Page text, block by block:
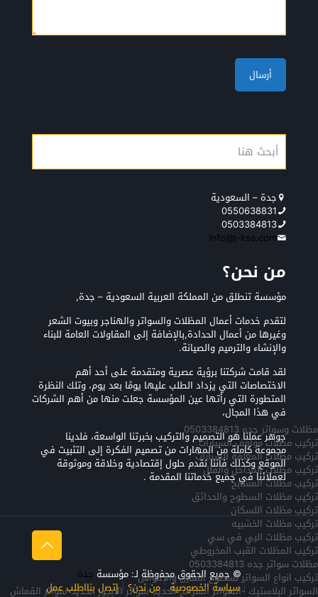
جدة – السعودية
0550638831
0503384813
info@j-ksa.com
من نحن؟
مؤسسة تنطلق من المملكة العربية السعودية – جدة,
لتقدم خدمات أعمال المظلات والسواتر والهناجر وبيوت الشعر
وغيرها من أعمال الحدادة,بالإضافة إلى المقاولات العامة للبناء
والإنشاء والترميم والصيانة.
لقد قامت شركتنا برؤية عصرية ومتقدمة على أحد أهم
الاختصاصات التي يزداد الطلب عليها يومًا بعد يوم، وتلك النظرة
المتطورة التي رأتها عين المؤسسة جعلت منها من أهم الشركات
في هذا المجال،
جوهر عملنا هو التصميم والتركيب بخبرتنا الواسعة، فلدينا
مجموعة كاملة من المهارات من تصميم الفكرة إلى التثبيت في
الموقع وكذلك فأننا نقدم حلول إقتصادية وخلاقة وموثوقة
لعملائنا في جميع خدماتنا المقدمة .
© جميع الحقوق محفوظة لـ: مؤسسة جدة
اطلب عملإتصل بنا من نحن؟ سياسة الخصوصية
مظلات وسواتر جده 0503384813
تركيب مظلات مواقف السيارات
تركيب مظلات المعلقه للسيارات
تركيب مظلات المداخل والفلل
تركيب مظلات المسابح
تركيب مظلات السطوح والحدائق
تركيب مظلات اللسكان
تركيب مظلات الخشبيه
تركيب مظلات البي في سي
تركيب المظلات القبب المخروطي
مظلات سواتر جده 0503384813
تركيب انواع السواتر لسطوح المنازل والاحواش
السواتر البلاستيك -السواتر الشرائح الحديد-سواتر الابجور الحديد-سواتر القماش